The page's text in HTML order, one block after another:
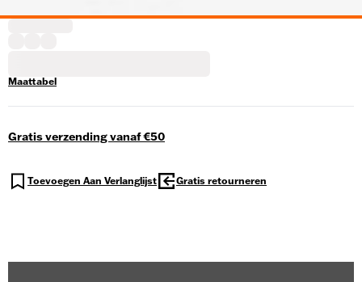
Maattabel
Gratis verzending vanaf €50
Toevoegen Aan Verlanglijst Gratis retourneren